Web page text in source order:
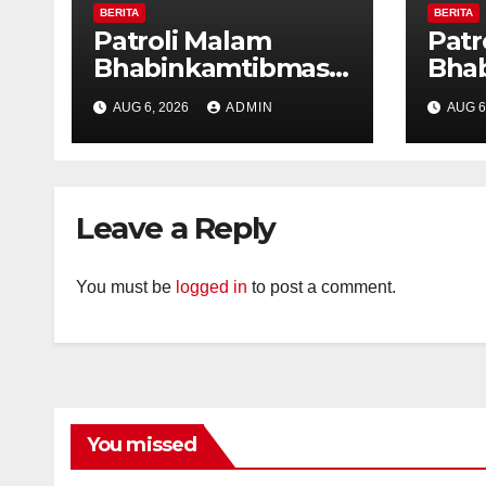
BERITA
Patroli Malam
Bhabinkamtibmas
dan Tiga Pilar
Kelurahan Ungaran
Perkuat
Ronda
AUG 6, 2026 ADMIN
BERITA
dan
AUG
Leave a Reply
You must be logged in to post a comment.
You missed